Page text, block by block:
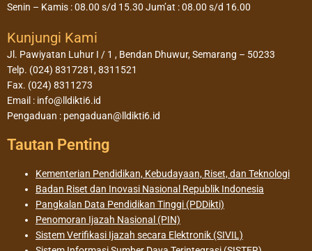
Senin – Kamis : 08.00 s/d 15.30 Jum’at : 08.00 s/d 16.00
Kunjungi Kami
Jl. Pawiyatan Luhur I / 1 , Bendan Dhuwur, Semarang – 50233
Telp. (024) 8317281, 8311521
Fax. (024) 8311273
Email : info@lldikti6.id
Pengaduan : pengaduan@lldikti6.id
Tautan Penting
Kementerian Pendidikan, Kebudayaan, Riset, dan Teknologi
Badan Riset dan Inovasi Nasional Republik Indonesia
Pangkalan Data Pendidikan Tinggi (PDDikti)
Penomoran Ijazah Nasional (PIN)
Sistem Verifikasi Ijazah secara Elektronik (SIVIL)